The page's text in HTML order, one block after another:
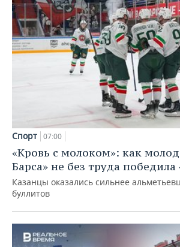
Спорт 07:00
«Кровь с молоком»: как
Барса» не без труда
Казанцы оказались сильнее
буллитов